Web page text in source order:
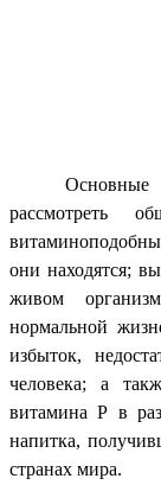
Основные
рассмотреть
они находятся;
живом
нормальной
избыток,
человека; а
витамина Р в
напитка,
странах мира.